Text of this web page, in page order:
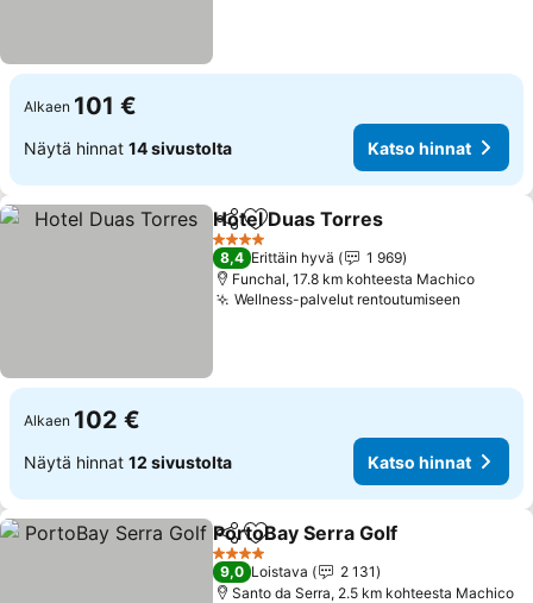
Alkaen 101 €
Näytä hinnat 14 sivustolta Katso hinnat
Jaa Lisää suosikkeihin
Hotel Duas Torres
4 Tähtiluokitus
8,4 Erittäin hyvä
1 969
Funchal, 17.8 km kohteesta Machico
Wellness-palvelut rentoutumiseen
Alkaen 102 €
Näytä hinnat 12 sivustolta Katso hinnat
Jaa Lisää suosikkeihin
PortoBay Serra Golf
4 Tähtiluokitus
9,0 Loistava
2 131
Santo da Serra, 2.5 km kohteesta Machico